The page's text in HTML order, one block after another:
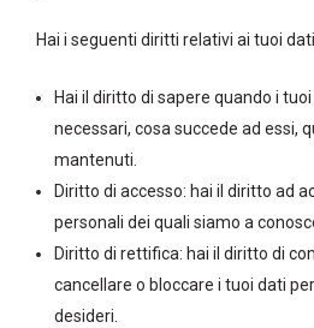
Hai i seguenti diritti relativi ai tuoi
Hai il diritto di sapere quando i
necessari, cosa succede ad essi,
mantenuti.
Diritto di accesso: hai il diritto ad
personali dei quali siamo a
Diritto di rettifica: hai il diritto di
cancellare o bloccare i tuoi dati
desideri.